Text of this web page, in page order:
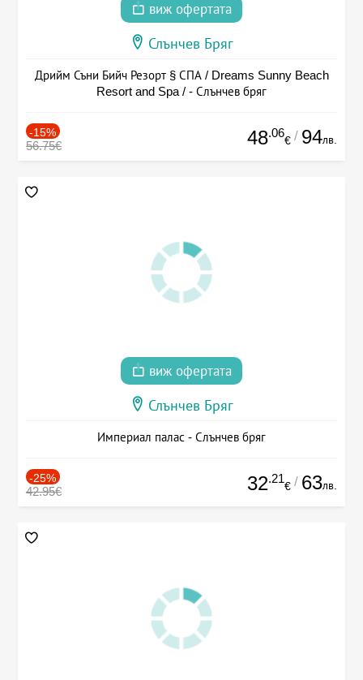
виж офертата
Слънчев Бряг
Дрийм Съни Бийч Резорт § СПА / Dreams Sunny Beach
Resort and Spa / - Слънчев бряг
-15%
56.75€ 48.06
€ / 94лв.
виж офертата
Слънчев Бряг
Империал палас - Слънчев бряг
-25%
42.95€ 32.21
€ / 63лв.